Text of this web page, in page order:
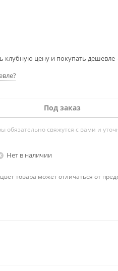
клубную цену и покупать дешевле
Под заказ
свяжутся с вами и
Нет в наличии
товара может отличаться от